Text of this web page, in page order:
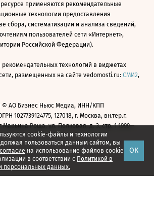
cookie-файлы и технологии
пользоваться данным сайтом, вы
согласие на использование файлов cookie
в соответствии с Политикой в
персональных данных.
ОК
применяются рекомендательные
технологии предоставления
сбора, систематизации и анализа сведений,
пользователей сети «Интернет»,
Российской Федерации).
технологий в виджетах
размещенных на сайте vedomosti.ru: СМИ2,
© АО Бизнес Ньюс Медиа, ИНН/КПП
1027739124775, 127018, г. Москва, вн.тер.г.
Роща, ул. Полковая, д. 3, стр. 1 1999—